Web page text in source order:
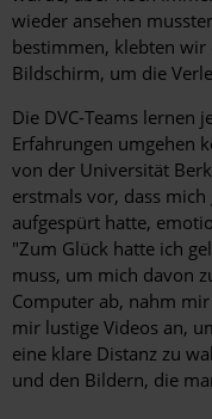
Videos Gesichter
überhaupt nicht vor
bearbeiteter Videos –
wird immer besser.
Aufnahme von
Was bedeutet das
alltäglich werden?
Zur Panikmache
der es viele
sich manipulierte
instrumentalisieren.
Autoritäre Politiker
News". Dagegen
Entwicklungen
notwendig ist oder
2.Grauenvolle Bilder
sie den Betrachter
schlimmer war,
sie nicht darauf
Inhalte an andere
vorab als solche
3.Für Mitarbeiter,
ist das Arbeitsklima
dass Mitarbeiter es
arbeiten, in dem es
Auswirkungen
sprechen.
wieder an­sehen
bestimmen, klebten wir
Bildschirm, um die
Die DVC-Teams lernen
Erfahrungen umgehen
von der Universität
erstmals vor, dass
aufgespürt hatte,
"Zum Glück hatte ich
muss, um mich davon
Computer ab, nahm
mir lustige ­Videos an,
eine klare ­Distanz zu
und den ­Bildern, die